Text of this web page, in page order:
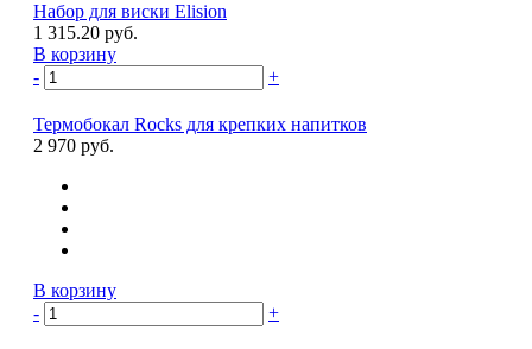
Набор для виски Elision
1 315.20 руб.
В корзину
-
+
Термобокал Rocks для крепких напитков
2 970 руб.
В корзину
-
+